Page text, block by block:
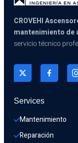
CROVEHI
mantenimiento de
servicio técnico
Services
Mantenimiento
Reparación